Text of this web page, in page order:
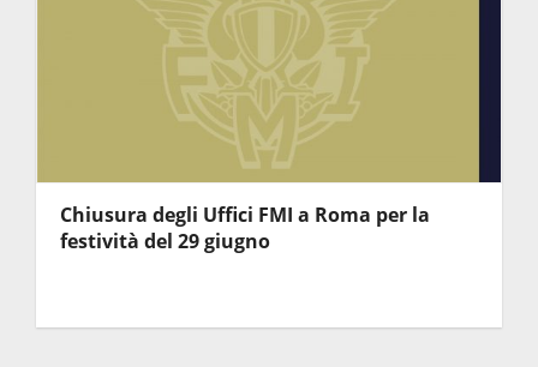
Chiusura degli Uffici FMI a Roma per la
festività del 29 giugno